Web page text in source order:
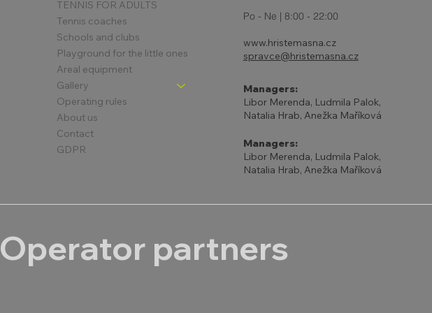
TENNIS FOR ADULTS
Tennis coaches
Schools and clubs
Playground for the little ones
Areal equipment
Gallery
Operating rules
About us
Contact
GDPR
Po - Ne | 8:00 - 22:00
www.hristemasna.cz
spravce@hristemasna.cz
Managers:
Libor Merenda, Ludmila Palok,
Natalia Hrab, Anežka Maříková
Managers:
Libor Merenda, Ludmila Palok,
Natalia Hrab, Anežka Maříková
Operator partners